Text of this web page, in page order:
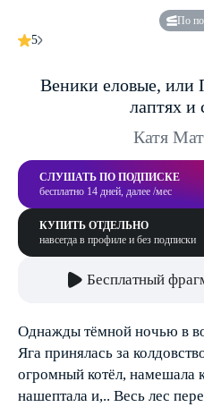
По
5
Веники еловые, или
лаптях и
Катя
СЛУШАТЬ ПО ПОДПИСКЕ
бесплатно 14 дней, далее /мес
КУПИТЬ ОТДЕЛЬНО
навсегда в профиле и без подписки
Бесплатный
Однажды тёмной ночью в
Яга принялась за
огромный котёл, намешала
нашептала и,.. Весь лес